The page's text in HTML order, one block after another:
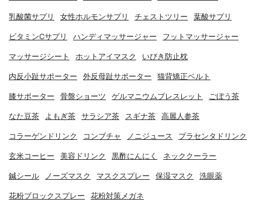
乳酸菌サプリ 女性ホルモンサプリ チェストツリー 葉酸サプリ
ビタミンCサプリ ハンディマッサージャー フットマッサージャー
マッサージシート ホットアイマスク いびき防止枕
内反小趾サポーター 外反母趾サポーター 猫背矯正ベルト
膝サポーター 骨盤ショーツ ゲルマニウムブレスレット ごぼう茶
なた豆茶 よもぎ茶 サラシア茶 スギナ茶 高麗人参茶
コラーゲンドリンク コンブチャ ノニジュース プラセンタドリンク
玄米コーヒー 美容ドリンク 黒酢にんにく ネッククーラー
鍼シール ノーズマスク マスクスプレー 保湿マスク 洗眼薬
花粉ブロックスプレー 花粉対策メガネ